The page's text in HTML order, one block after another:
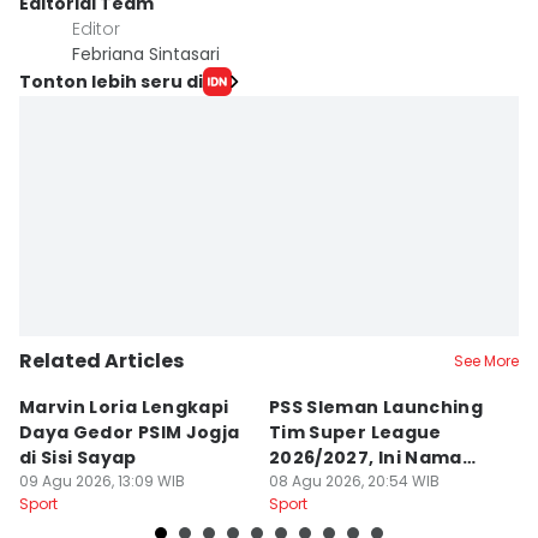
Editor
Febriana Sintasari
Tonton lebih seru di
Related Articles See More
Marvin Loria Lengkapi
Daya Gedor PSIM Jogja
di Sisi Sayap
09 Agu 2026, 13:09 WIB
Sport
PSS Sleman Launching
Tim Super League
2026/2027, Ini Nama
Para Pemain
08 Agu 2026, 20:54 WIB
Sport